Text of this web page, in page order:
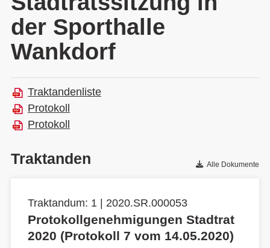
der Sporthalle
Wankdorf
Traktandenliste
Protokoll
Protokoll
Traktanden Alle Dokumente
Traktandum: 1 | 2020.SR.000053
Protokollgenehmigungen Stadtrat
2020 (Protokoll 7 vom 14.05.2020)